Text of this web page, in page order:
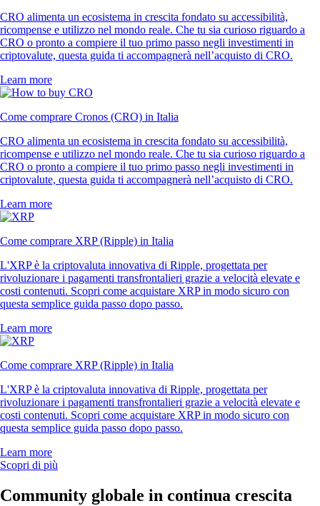
CRO alimenta un ecosistema in crescita fondato su accessibilità,
ricompense e utilizzo nel mondo reale. Che tu sia curioso riguardo a
CRO o pronto a compiere il tuo primo passo negli investimenti in
criptovalute, questa guida ti accompagnerà nell’acquisto di CRO.
Learn more
Come comprare Cronos (CRO) in Italia
CRO alimenta un ecosistema in crescita fondato su accessibilità,
ricompense e utilizzo nel mondo reale. Che tu sia curioso riguardo a
CRO o pronto a compiere il tuo primo passo negli investimenti in
criptovalute, questa guida ti accompagnerà nell’acquisto di CRO.
Learn more
Come comprare XRP (Ripple) in Italia
L'XRP è la criptovaluta innovativa di Ripple, progettata per
rivoluzionare i pagamenti transfrontalieri grazie a velocità elevate e
costi contenuti. Scopri come acquistare XRP in modo sicuro con
questa semplice guida passo dopo passo.
Learn more
Come comprare XRP (Ripple) in Italia
L'XRP è la criptovaluta innovativa di Ripple, progettata per
rivoluzionare i pagamenti transfrontalieri grazie a velocità elevate e
costi contenuti. Scopri come acquistare XRP in modo sicuro con
questa semplice guida passo dopo passo.
Learn more
Scopri di più
Community globale in continua crescita